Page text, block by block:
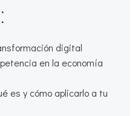
digital
en la economía
es y cómo aplicarlo a tu